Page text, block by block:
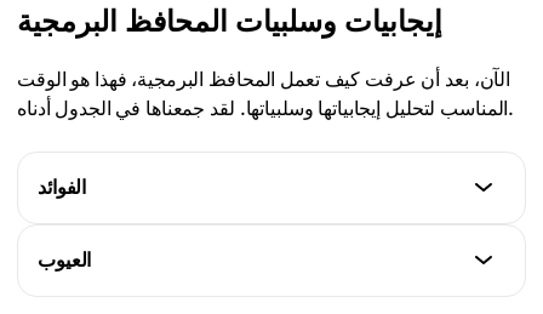
إيجابيات وسلبيات المحافظ البرمجية
الآن، بعد أن عرفت كيف تعمل المحافظ البرمجية، فهذا هو الوقت
المناسب لتحليل إيجابياتها وسلبياتها. لقد جمعناها في الجدول أدناه.
الفوائد
الراحة.العيوب